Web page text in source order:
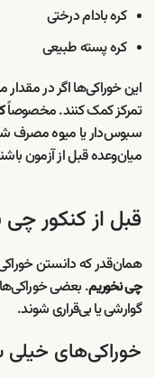
کره بادام درختی
کره پسته طبیعی
این خوراکی‌ها اگر در
تمرکز کمک کنند. مخصوصاً
سبوس‌دار یا میوه مصرف
میان‌وعده قبل از آزمون
قبل از کنکور چی
همان‌قدر که دانستن
چی نخوریم. بعضی
گوارشی یا بی‌قراری شوند.
خوراکی‌های